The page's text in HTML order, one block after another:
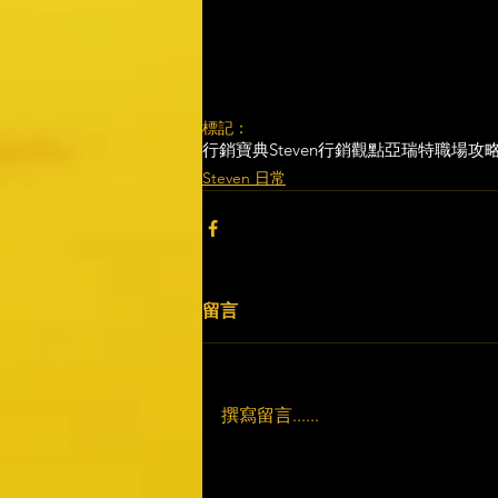
標記：
行銷寶典Steven行銷觀點亞瑞特職場攻
Steven 日常
留言
撰寫留言......